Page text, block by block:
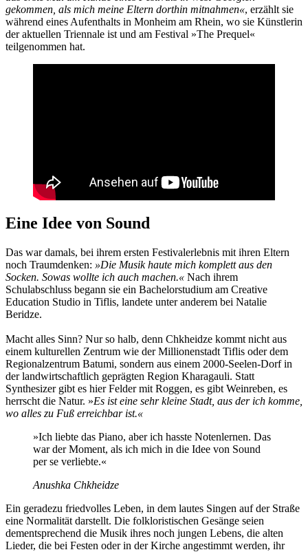
gekommen, als mich meine Eltern dorthin mitnahmen«, erzählt sie
während eines Aufenthalts in Monheim am Rhein, wo sie Künstlerin
der aktuellen Triennale ist und am Festival »The Prequel«
teilgenommen hat.
Eine Idee von Sound
Das war damals, bei ihrem ersten Festivalerlebnis mit ihren Eltern
noch Traumdenken: »Die Musik haute mich komplett aus den
Socken. Sowas wollte ich auch machen.« Nach ihrem
Schulabschluss begann sie ein Bachelorstudium am Creative
Education Studio in Tiflis, landete unter anderem bei Natalie
Beridze.
Macht alles Sinn? Nur so halb, denn Chkheidze kommt nicht aus
einem kulturellen Zentrum wie der Millionenstadt Tiflis oder dem
Regionalzentrum Batumi, sondern aus einem 2000-Seelen-Dorf in
der landwirtschaftlich geprägten Region Kharagauli. Statt
Synthesizer gibt es hier Felder mit Roggen, es gibt Weinreben, es
herrscht die Natur. »Es ist eine sehr kleine Stadt, aus der ich komme,
wo alles zu Fuß erreichbar ist.«
»Ich liebte das Piano, aber ich hasste Notenlernen. Das
war der Moment, als ich mich in die Idee von Sound
per se verliebte.«
Anushka Chkheidze
Ein geradezu friedvolles Leben, in dem lautes Singen auf der Straße
eine Normalität darstellt. Die folkloristischen Gesänge seien
dementsprechend die Musik ihres noch jungen Lebens, die alten
Lieder, die bei Festen oder in der Kirche angestimmt werden, ihr